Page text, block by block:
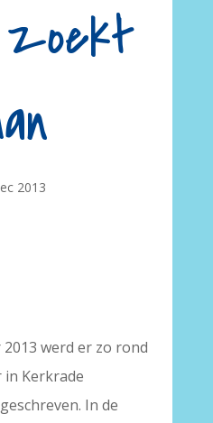
2013
werd er zo rond
in Kerkrade
In de